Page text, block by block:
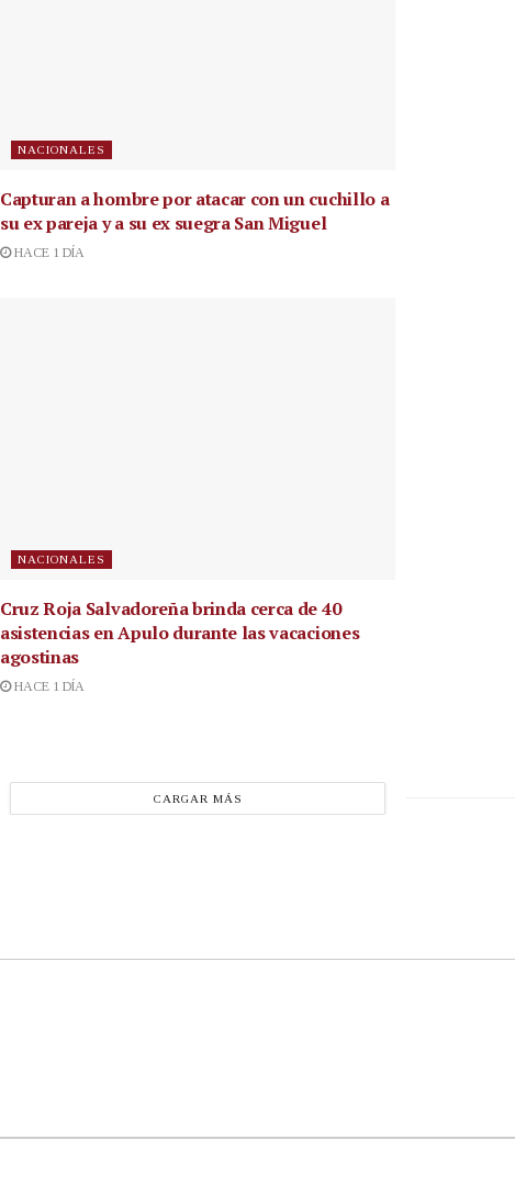
NACIONALES
Capturan a hombre por atacar con un cuchillo a
su ex pareja y a su ex suegra San Miguel
HACE 1 DÍA
NACIONALES
Cruz Roja Salvadoreña brinda cerca de 40
asistencias en Apulo durante las vacaciones
agostinas
HACE 1 DÍA
CARGAR MÁS